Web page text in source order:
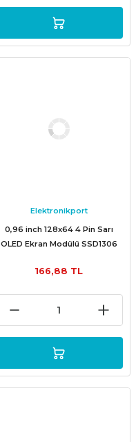
Elektronikport
0,96 inch 128x64 4 Pin Sarı
OLED Ekran Modülü SSD1306
166,88 TL